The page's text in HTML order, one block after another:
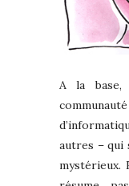
A la base,
autres – qui
mystérieux.